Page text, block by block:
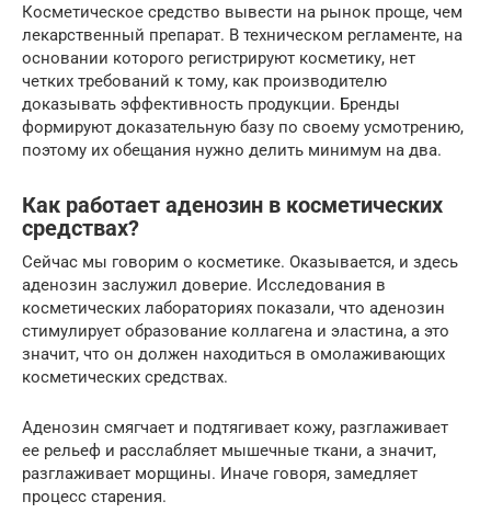
Косметическое средство вывести на рынок проще, чем
лекарственный препарат. В техническом регламенте, на
основании которого регистрируют косметику, нет
четких требований к тому, как производителю
доказывать эффективность продукции. Бренды
формируют доказательную базу по своему усмотрению,
поэтому их обещания нужно делить минимум на два.
Как работает аденозин в косметических
средствах?
Сейчас мы говорим о косметике. Оказывается, и здесь
аденозин заслужил доверие. Исследования в
косметических лабораториях показали, что аденозин
стимулирует образование коллагена и эластина, а это
значит, что он должен находиться в омолаживающих
косметических средствах.
Аденозин смягчает и подтягивает кожу, разглаживает
ее рельеф и расслабляет мышечные ткани, а значит,
разглаживает морщины. Иначе говоря, замедляет
процесс старения.